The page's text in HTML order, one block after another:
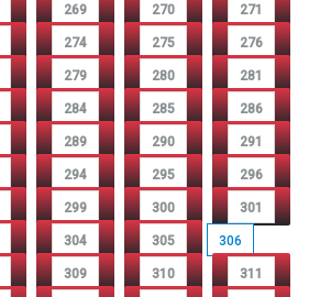
269 270 271
274 275 276
279 280 281
284 285 286
289 290 291
294 295 296
299 300 301
304 305 306
309 310 311